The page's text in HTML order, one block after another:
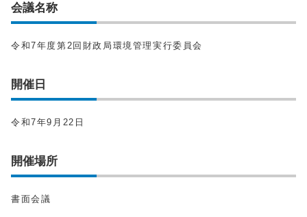
会議名称
令和7年度第2回財政局環境管理実行委員会
開催日
令和7年9月22日
開催場所
書面会議